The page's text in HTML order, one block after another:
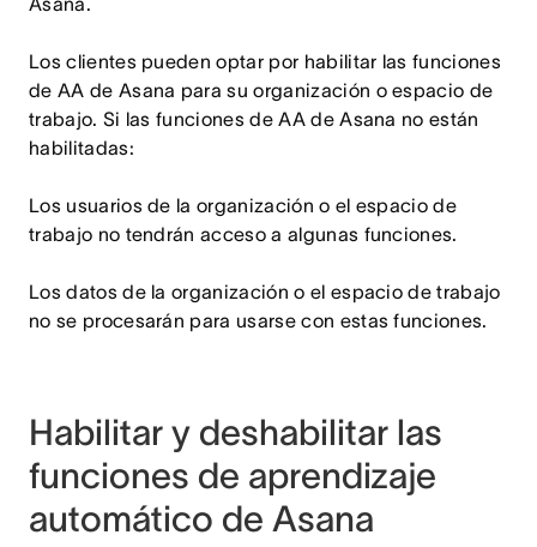
Los clientes pueden optar por habilitar las funciones
de AA de Asana para su organización o espacio de
trabajo. Si las funciones de AA de Asana no están
habilitadas:
Los usuarios de la organización o el espacio de
trabajo no tendrán acceso a algunas funciones.
Los datos de la organización o el espacio de trabajo
no se procesarán para usarse con estas funciones.
Habilitar y deshabilitar las
funciones de aprendizaje
automático de Asana